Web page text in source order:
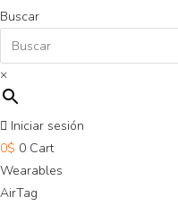
Buscar
×
Iniciar sesión
0$ 0 Cart
Wearables
AirTag